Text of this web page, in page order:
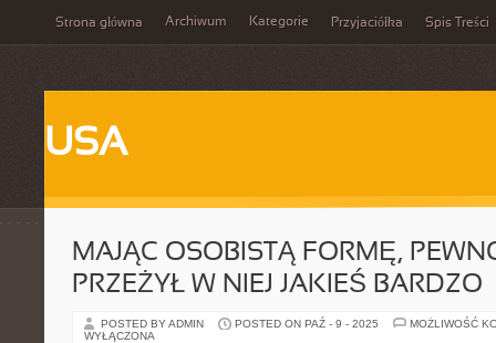
Strona główna Archiwum Kategorie Przyjaciółka Spis Treści
USA
MAJĄC OSOBISTĄ FORMĘ,
PRZEŻYŁ W NIEJ JAKIEŚ BARDZO
POSTED BY ADMIN POSTED ON PAŹ - 9 - 2025
MOŻLIWOŚĆ
WYŁĄCZONA